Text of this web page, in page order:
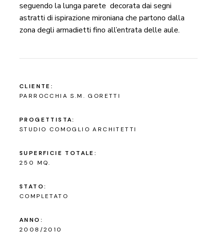
seguendo la lunga parete decorata dai segni
astratti di ispirazione mironiana che partono dalla
zona degli armadietti fino all’entrata delle aule.
CLIENTE:
PARROCCHIA S.M. GORETTI
PROGETTISTA:
STUDIO COMOGLIO ARCHITETTI
SUPERFICIE TOTALE:
250 MQ.
STATO:
COMPLETATO
ANNO:
2008/2010